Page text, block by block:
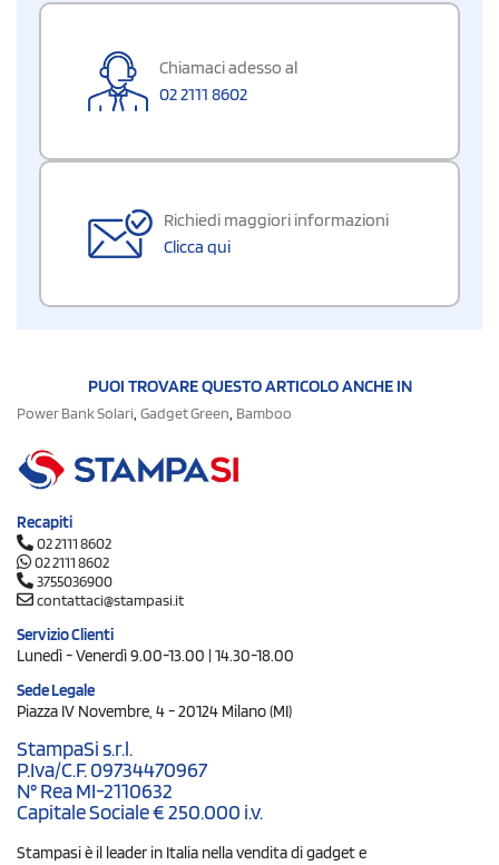
Chiamaci adesso al
02 2111 8602
Richiedi maggiori informazioni
Clicca qui
PUOI TROVARE QUESTO ARTICOLO ANCHE IN
Power Bank Solari, Gadget Green, Bamboo
Recapiti
02 2111 8602
02 2111 8602
3755036900
contattaci@stampasi.it
Servizio Clienti
Lunedì - Venerdì 9.00-13.00 | 14.30-18.00
Sede Legale
Piazza IV Novembre, 4 - 20124 Milano (MI)
StampaSi s.r.l.
P.Iva/C.F. 09734470967
N° Rea MI-2110632
Capitale Sociale € 250.000 i.v.
Stampasi è il leader in Italia nella vendita di gadget e